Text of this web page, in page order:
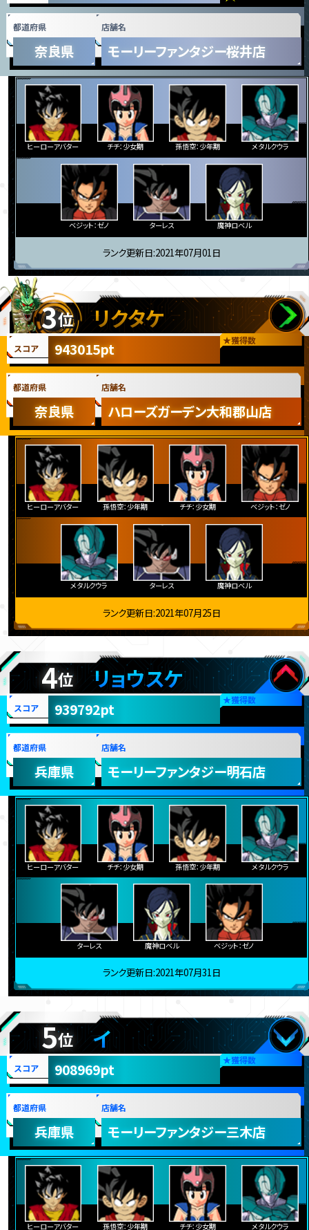
都道府県
奈良県
店舗名
モーリーファンタジー桜井店
ヒーローアバター チチ：少女期 孫悟空：少年期 メタルクウラ
ベジット：ゼノ ターレス 魔神ロベル
ランク更新日:2021年07月01日
3位 リクタケ
★獲得数
スコア 943015pt
都道府県
奈良県
店舗名
ハローズガーデン大和郡山店
ヒーローアバター 孫悟空：少年期 チチ：少女期 ベジット：ゼノ
メタルクウラ ターレス 魔神ロベル
ランク更新日:2021年07月25日
4位 リョウスケ
★獲得数
スコア 939792pt
都道府県
兵庫県
店舗名
モーリーファンタジー明石店
ヒーローアバター チチ：少女期 孫悟空：少年期 メタルクウラ
ターレス 魔神ロベル ベジット：ゼノ
ランク更新日:2021年07月31日
5位 イ
★獲得数
スコア 908969pt
都道府県
兵庫県
店舗名
モーリーファンタジー三木店
ヒーローアバター 孫悟空：少年期 チチ：少女期 メタルクウラ